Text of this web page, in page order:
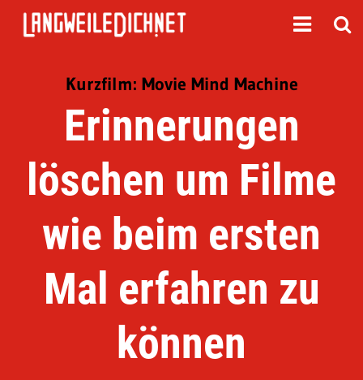
Kurzfilm: Movie Mind Machine
Erinnerungen
löschen um Filme
wie beim ersten
Mal erfahren zu
können